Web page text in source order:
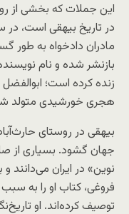
این جملات که بخشی از
در تاریخ بیهقی است،
مادران دادخواه به طور
بازنشر شده و نام
هجری خورشیدی متولد شد و در سال
بیهقی در روستای
جهان گشود. بسیاری از
نوین» در ایران می‌دانند
فروغی، کتاب او را به
توصیف کرده‌اند. او